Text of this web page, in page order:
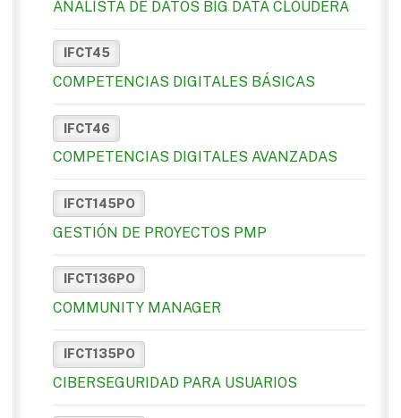
ANALISTA DE DATOS BIG DATA CLOUDERA
IFCT45
COMPETENCIAS DIGITALES BÁSICAS
IFCT46
COMPETENCIAS DIGITALES AVANZADAS
IFCT145PO
GESTIÓN DE PROYECTOS PMP
IFCT136PO
COMMUNITY MANAGER
IFCT135PO
CIBERSEGURIDAD PARA USUARIOS